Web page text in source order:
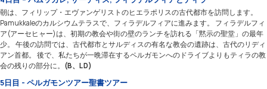
朝は、フィリップ・エヴァンゲリストのヒエラポリスの古代都市を訪問します。
Pamukkaleのカルシウムテラスで、フィラデルフィアに進みます。 フィラデルフィ
ア(アーセヒャー)は、初期の教会や街の壁のランチを訪れる「黙示の聖堂」の最年
少。 午後の訪問では、古代都市とサルディスの有名な教会の遺跡は、古代のリディ
アン首都。 後で、私たちが一晩滞在するペルガモンへのドライブよりもティラの教
会の残りの部分に。 (B、L D)
5日目 - ペルガモンツアー聖書ツアー